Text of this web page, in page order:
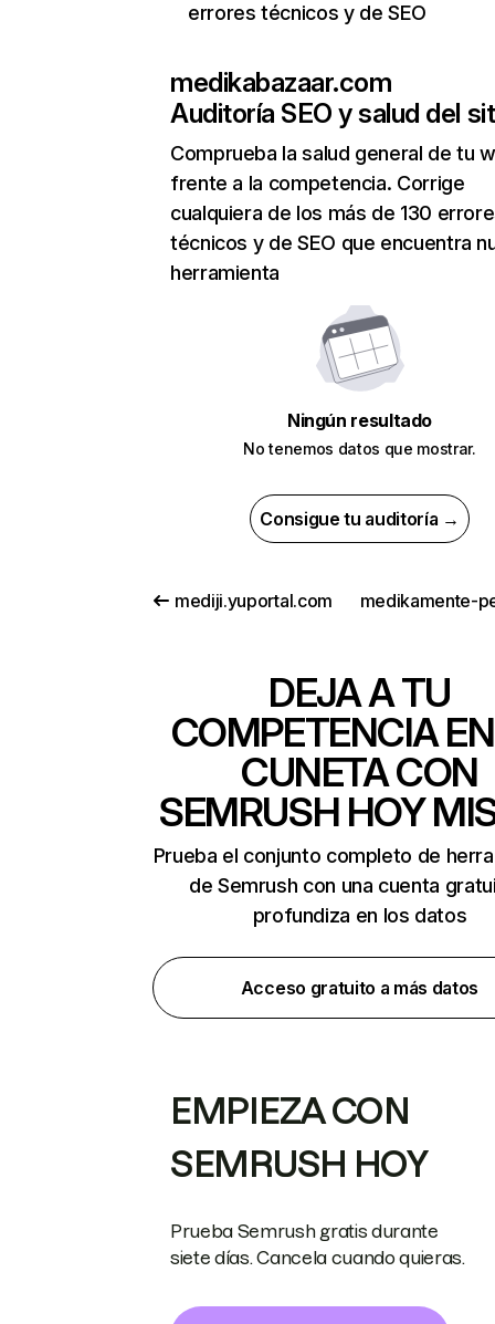
errores técnicos y de SEO
medikabazaar.com
Auditoría SEO y salud del
Comprueba la salud general de tu
frente a la competencia. Corrige
cualquiera de los más de 130
técnicos y de SEO que encuentra
herramienta
Ningún resultado
No tenemos datos que mostrar.
Consigue tu auditoría →
mediji.yuportal.com
DEJA A TU
COMPETENCIA
CUNETA CON
SEMRUSH HOY
Prueba el conjunto completo de
de Semrush con una cuenta
profundiza en los datos
Acceso gratuito a más datos
EMPIEZA CON
SEMRUSH HOY
Prueba Semrush gratis durante
siete días. Cancela cuando quieras.